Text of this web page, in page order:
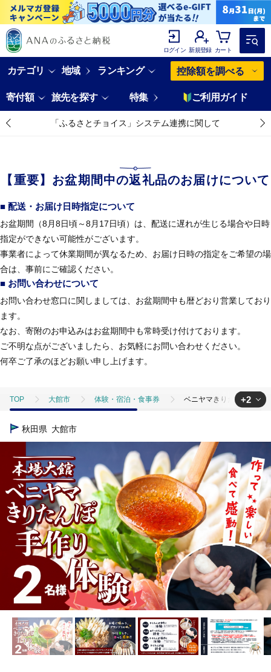
ログイン 新規登録 カート
カテゴリ 地域 ランキング 控除額を調べる
寄付額 旅先を探す 特集 ご利用ガイド
「ふるさとチョイス」システム連携に関して
【重要】お盆期間中の返礼品のお届けについて
■ 配送・お届け日時指定について
お盆期間（8月8日頃～8月17日頃）は、配送に遅れが生じる場合や日時
指定ができない可能性がございます。
事業者によって休業期間が異なるため、お届け日時の指定をご希望の場
合は、事前にご確認ください。
■ お問い合わせについて
お問い合わせ窓口に関しましては、お盆期間中も暦どおり営業しており
ます。
なお、寄附のお申込みはお盆期間中も常時受け付けております。
ご不明な点がございましたら、お気軽にお問い合わせください。
何卒ご了承のほどお願い申し上げます。
TOP 大館市 体験・宿泊・食事券 ベニヤマきりたんぽ手作
TOP
その他体験チケット
+2
秋田県 大館市